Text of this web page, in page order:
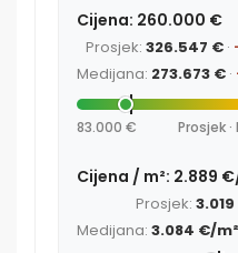
Cijena: 260.000 €
Prosjek: 326.547 € ·
Medijana: 273.673 € ·
83.000 € Prosjek
Cijena / m²: 2.889
Prosjek:
Medijana: 3.084 €/m²